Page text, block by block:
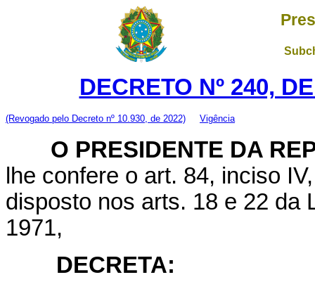
DECRETO Nº 240,
(Revogado pelo Decreto nº 10.930, de 2022) Vigência
O PRESIDENTE DA
lhe confere o art. 84, inciso
disposto nos arts. 18 e 22 da
1971,
DECRETA: